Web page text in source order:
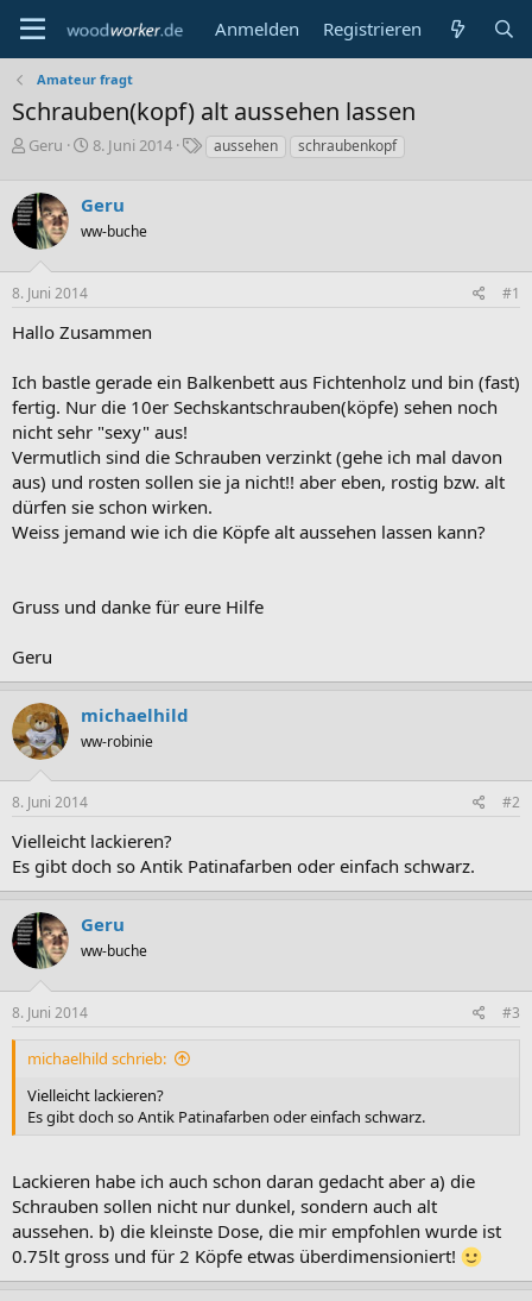
Anmelden Registrieren
Amateur fragt
Schrauben(kopf) alt aussehen lassen
E
t
e
l
l
e
Geru
E
t
e
l
m
8. Juni 2014
S
w
aussehen schraubenkopf
Geru
ww-buche
8. Juni 2014 #1
Hallo Zusammen
Ich bastle gerade ein Balkenbett aus Fichtenholz und bin (fast)
fertig. Nur die 10er Sechskantschrauben(köpfe) sehen noch
nicht sehr "sexy" aus!
Vermutlich sind die Schrauben verzinkt (gehe ich mal davon
aus) und rosten sollen sie ja nicht!! aber eben, rostig bzw. alt
dürfen sie schon wirken.
Weiss jemand wie ich die Köpfe alt aussehen lassen kann?
Gruss und danke für eure Hilfe
Geru
michaelhild
ww-robinie
8. Juni 2014 #2
Vielleicht lackieren?
Es gibt doch so Antik Patinafarben oder einfach schwarz.
Geru
ww-buche
8. Juni 2014 #3
michaelhild schrieb:
Vielleicht lackieren?
Es gibt doch so Antik Patinafarben oder einfach schwarz.
Lackieren habe ich auch schon daran gedacht aber a) die
Schrauben sollen nicht nur dunkel, sondern auch alt
aussehen. b) die kleinste Dose, die mir empfohlen wurde ist
0.75lt gross und für 2 Köpfe etwas überdimensioniert!